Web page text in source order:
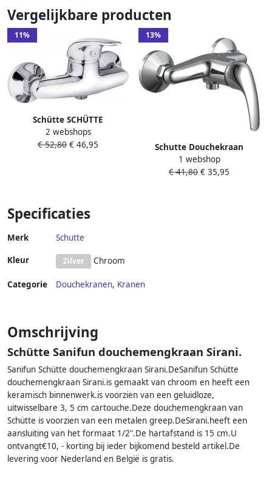
Vergelijkbare producten
11%
Schütte SCHÜTTE
Douchemengkraan MAGNA
chroomkleurig
2 webshops
€ 52,80 € 46,95
13%
Schutte Douchekraan
Schütte Athos
Eéngreepsmengkraan
1 webshop
€ 41,80 € 35,95
Specificaties
Merk Schutte
Kleur Zilver Chroom
Categorie Douchekranen, Kranen
Omschrijving
Schütte Sanifun douchemengkraan Sirani.
Sanifun Schütte douchemengkraan Sirani.DeSanifun Schütte
douchemengkraan Sirani.is gemaakt van chroom en heeft een
keramisch binnenwerk.is voorzien van een geluidloze,
uitwisselbare 3, 5 cm cartouche.Deze douchemengkraan van
Schütte is voorzien van een metalen greep.DeSirani.heeft een
aansluiting van het formaat 1/2".De hartafstand is 15 cm.U
ontvangt€10, - korting bij ieder bijkomend besteld artikel.De
levering voor Nederland en België is gratis.